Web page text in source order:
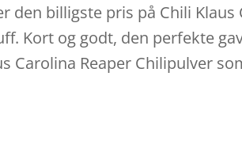
billigste pris på Chili Klaus
Kort og godt, den perfekte
Carolina Reaper Chilipulver